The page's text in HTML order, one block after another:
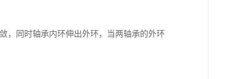
，同时轴承内环伸出外环，当两轴承的外环